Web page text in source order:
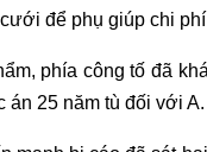
để phụ giúp chi
phía công tố đã
án 25 năm tù đối với A.